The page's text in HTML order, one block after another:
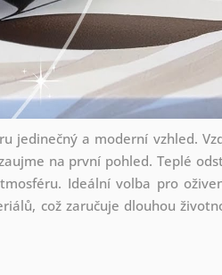
jedinečný a moderní vzhled.
na první pohled. Teplé
Ideální volba pro
což zaručuje dlouhou